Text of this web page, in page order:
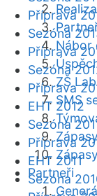
Nábor
ZŠ
SMS
Partneři
Příprava
Sezóna
Příprava
Sezóna
Příprava
EHT 2012
Sezóna
Příprava
EHT 2011
Sezóna